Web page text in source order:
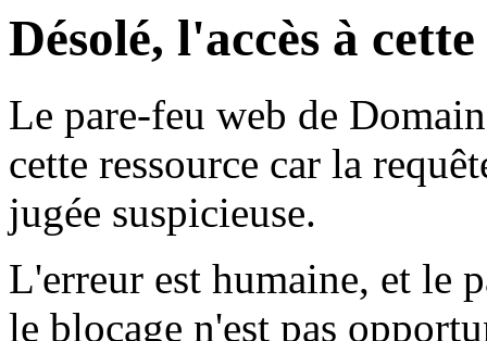
Désolé, l'accès à
Le pare-feu web de
cette ressource car la
jugée suspicieuse.
L'erreur est humaine, et le
le blocage n'est pas